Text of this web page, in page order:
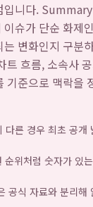
입니다.
슈가 단순 화제
변화인지 구분
트 흐름, 소속사
기준으로 맥락을
다른 경우 최초 공개
위처럼 숫자가 있
공식 자료와 분리해